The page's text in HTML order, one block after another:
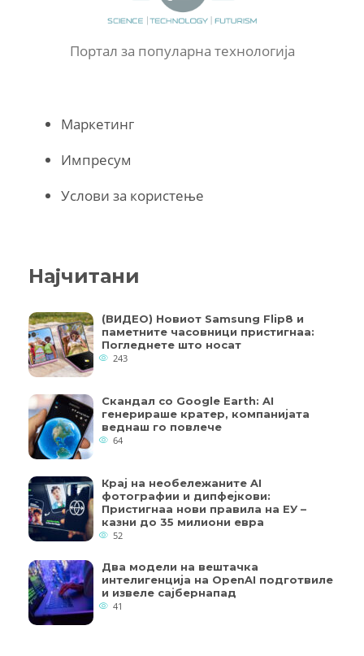
Портал за популарна технологија
Маркетинг
Импресум
Услови за користење
Најчитани
(ВИДЕО) Новиот Samsung Flip8 и
паметните часовници пристигнаа:
Погледнете што носат
243
Скандал со Google Earth: AI
генерираше кратер, компанијата
веднаш го повлече
64
Крај на необележаните AI
фотографии и дипфејкови:
Пристигнаа нови правила на ЕУ –
казни до 35 милиони евра
52
Два модели на вештачка
интелигенција на OpenAI подготвиле
и извеле сајбернапад
41